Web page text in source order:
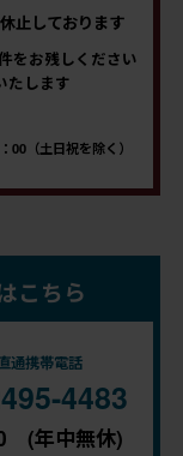
止しております
をお残しください
たします
00（土日祝を除く）
こちら
通携帯電話
4483
(年中無休)